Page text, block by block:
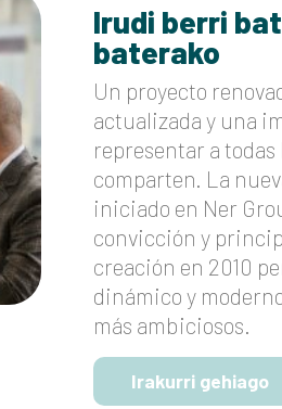
Irudi berri
baterako
Un proyecto
actualizada y una
representar a todas
comparten. La
iniciado en Ner
convicción y
creación en 2010
dinámico y
más ambiciosos.
Irakurri gehiago